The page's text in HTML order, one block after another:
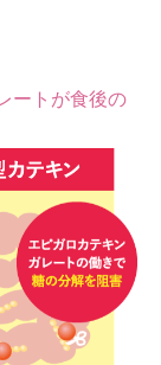
ートが食後の